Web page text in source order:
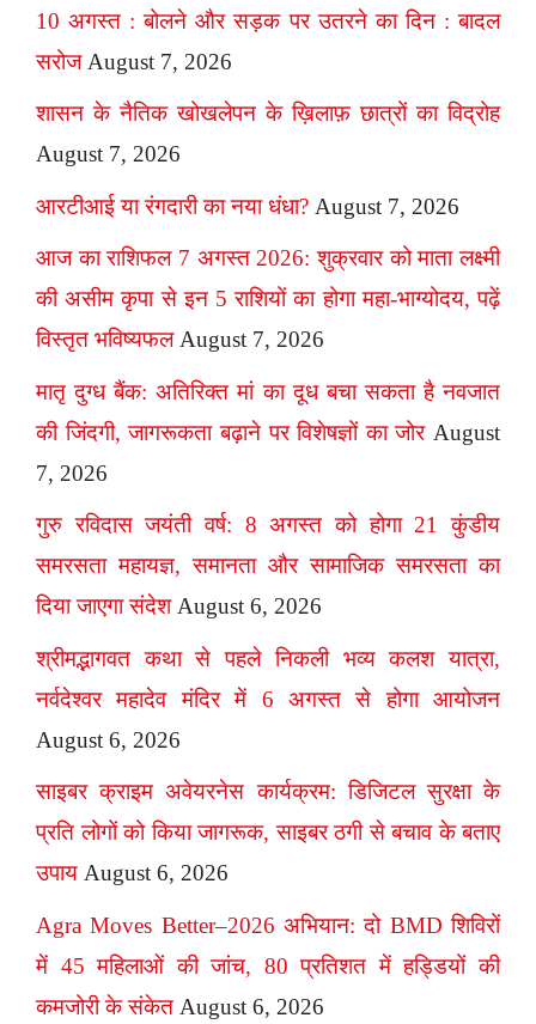
10 अगस्त : बोलने और सड़क पर उतरने का दिन : बादल
सरोज August 7, 2026
शासन के नैतिक खोखलेपन के ख़िलाफ़ छात्रों का विद्रोह
August 7, 2026
आरटीआई या रंगदारी का नया धंधा? August 7, 2026
आज का राशिफल 7 अगस्त 2026: शुक्रवार को माता लक्ष्मी
की असीम कृपा से इन 5 राशियों का होगा महा-भाग्योदय, पढ़ें
विस्तृत भविष्यफल August 7, 2026
मातृ दुग्ध बैंक: अतिरिक्त मां का दूध बचा सकता है नवजात
की जिंदगी, जागरूकता बढ़ाने पर विशेषज्ञों का जोर August
7, 2026
गुरु रविदास जयंती वर्ष: 8 अगस्त को होगा 21 कुंडीय
समरसता महायज्ञ, समानता और सामाजिक समरसता का
दिया जाएगा संदेश August 6, 2026
श्रीमद्भागवत कथा से पहले निकली भव्य कलश यात्रा,
नर्वदेश्वर महादेव मंदिर में 6 अगस्त से होगा आयोजन
August 6, 2026
साइबर क्राइम अवेयरनेस कार्यक्रम: डिजिटल सुरक्षा के
प्रति लोगों को किया जागरूक, साइबर ठगी से बचाव के बताए
उपाय August 6, 2026
Agra Moves Better–2026 अभियान: दो BMD शिविरों
में 45 महिलाओं की जांच, 80 प्रतिशत में हड्डियों की
कमजोरी के संकेत August 6, 2026